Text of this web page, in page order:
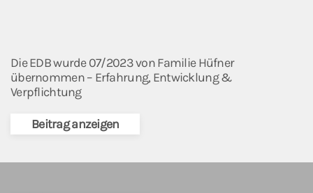
Die EDB wurde 07/2023 von Familie Hüfner
übernommen – Erfahrung, Entwicklung &
Verpflichtung
Beitrag anzeigen